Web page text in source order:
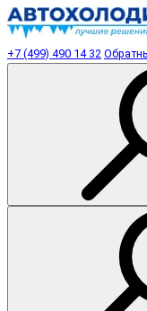
+7 (499) 490 14 32